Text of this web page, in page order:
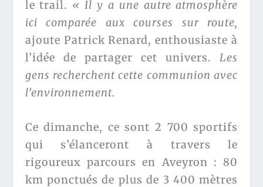
le trail. « Il y a une autre atmosphère
ici comparée aux courses sur route,
ajoute Patrick Renard, enthousiaste à
l’idée de partager cet univers.Les
gens recherchent cette communion avec
l’environnement.
Ce dimanche, ce sont 2 700 sportifs
qui s’élanceront à travers le
rigoureux parcours en Aveyron : 80
km ponctués de plus de 3 400 mètres